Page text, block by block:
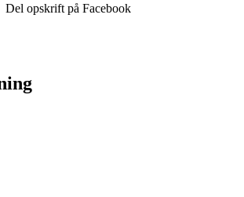
Del opskrift på Facebook